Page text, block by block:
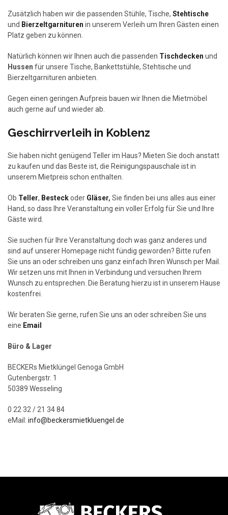
Zusätzlich haben wir die passenden Stühle, Tische, Stehtische
und Bierzeltgarnituren in unserem Verleih um Ihren Gästen einen
Platz geben zu können.
Natürlich können wir Ihnen auch die passenden Tischdecken und
Hussen für unsere Tische, Bankettstühle, Stehtische und
Bierzeltgarnituren anbieten.
Gegen einen geringen Aufpreis bauen wir Ihnen die Mietmöbel
auch gerne auf und wieder ab.
Geschirrverleih in Koblenz
Sie haben nicht genügend Teller im Haus? Mieten Sie doch anstatt
zu kaufen und das Beste ist, die Reinigungspauschale ist in
unserem Mietpreis schon enthalten.
Ob Teller, Besteckoder Gläser, Sie finden bei uns alles aus einer
Hand, so dass Ihre Veranstaltung ein voller Erfolg für Sie und Ihre
Gäste wird.
Sie suchen für Ihre Veranstaltung doch was ganz anderes und
sind auf unserer Homepage nicht fündig geworden? Bitte rufen
Sie uns an oder schreiben uns ganz einfach Ihren Wunsch per Mail.
Wir setzen uns mit Ihnen in Verbindung und versuchen Ihrem
Wunsch zu entsprechen. Die Beratung hierzu ist in unserem Hause
kostenfrei.
Wir beraten Sie gerne, rufen Sie uns an oder schreiben Sie uns
eine Email
Büro & Lager
BECKERs Mietklüngel Genoga GmbH
Gutenbergstr. 1
50389 Wesseling
0 22 32 / 21 34 84
eMail: info@beckersmietkluengel.de